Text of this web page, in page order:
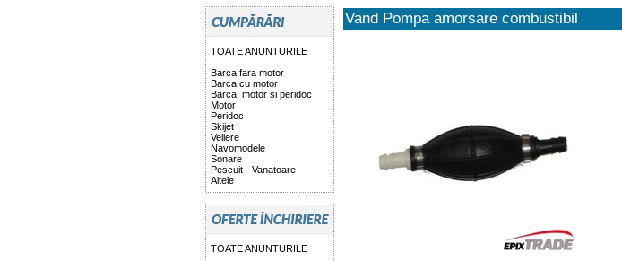
TOATE ANUNTURILE
Barca fara motor
Barca cu motor
Barca, motor si peridoc
Motor
Peridoc
Skijet
Veliere
Navomodele
Sonare
Pescuit - Vanatoare
Altele
TOATE ANUNTURILE
Vand Pompa amorsare combustibil